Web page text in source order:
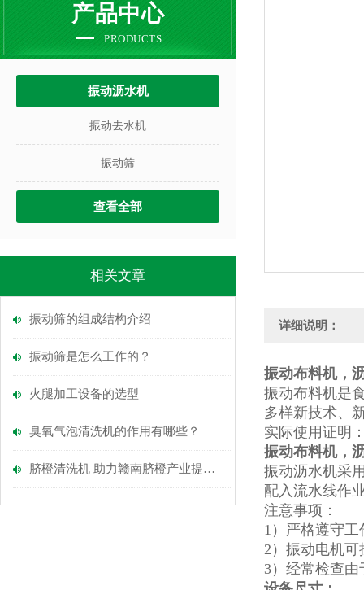
产品中心
PRODUCTS
振动沥水机
振动去水机
振动筛
查看全部
相关文章
振动筛的组成结构介绍
振动筛是怎么工作的？
火腿加工设备的选型
臭氧气泡清洗机的作用有哪些？
脐橙清洗机 助力赣南脐橙产业提质增效
详细说明：
振动布料机，
振动布料机是
多样新技术、
实际使用证明
振动布料机，
振动沥水机采
配入流水线作
注意事项：
1）严格遵守
2）振动电机
3）经常检查